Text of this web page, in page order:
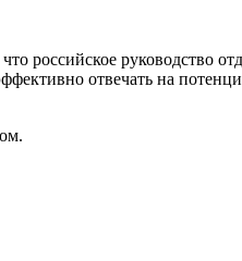
руководство
отвечать на